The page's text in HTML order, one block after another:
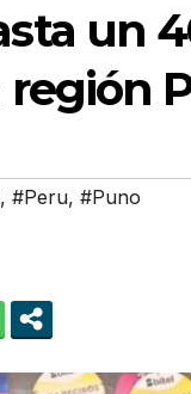
un
región
, #Peru, #Puno